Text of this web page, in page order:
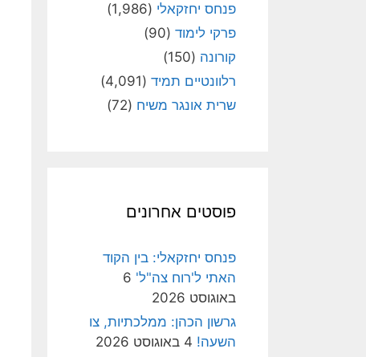
פנחס יחזקאלי (1,986)
פרקי לימוד (90)
קורונה (150)
רלוונטיים תמיד (4,091)
שרית אונגר משיח (72)
פוסטים אחרונים
פנחס יחזקאלי: בין הקוד
האתי ל'רוח צה"ל' 6
באוגוסט 2026
גרשון הכהן: ממלכתיות, צו
השעה! 4 באוגוסט 2026